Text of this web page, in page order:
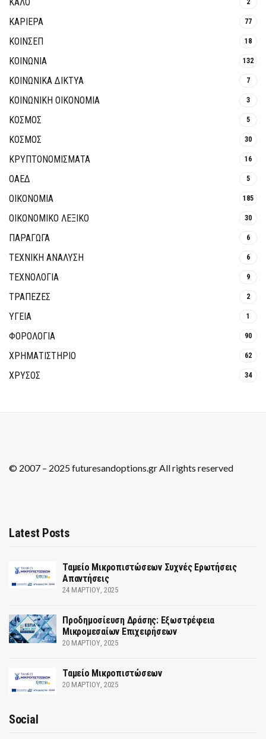
ΚΑΡΙΕΡΑ 77
ΚΟΙΝΣΕΠ 18
ΚΟΙΝΩΝΙΑ 132
ΚΟΙΝΩΝΙΚΆ ΔΊΚΤΥΑ 7
ΚΟΙΝΩΝΙΚΉ ΟΙΚΟΝΟΜΊΑ 3
ΚΟΣΜΟΣ 5
ΚΟΣΜΟΣ 30
ΚΡΥΠΤΟΝΟΜΊΣΜΑΤΑ 16
ΟΑΕΔ 5
ΟΙΚΟΝΟΜΙΑ 185
ΟΙΚΟΝΟΜΙΚΟ ΛΕΞΙΚΟ 30
ΠΑΡΑΓΩΓΑ 6
ΤΕΧΝΙΚΗ ΑΝΑΛΥΣΗ 6
ΤΕΧΝΟΛΟΓΙΑ 9
ΤΡΆΠΕΖΕΣ 2
ΥΓΕΙΑ 1
ΦΟΡΟΛΟΓΙΑ 90
ΧΡΗΜΑΤΙΣΤΗΡΙΟ 62
ΧΡΥΣΟΣ 34
© 2007 – 2025 futuresandoptions.gr All rights reserved
Latest Posts
Ταμείο Μικροπιστώσεων Συχνές Ερωτήσεις
Απαντήσεις
24 ΜΑΡΤΊΟΥ, 2025
Προδημοσίευση Δράσης: Εξωστρέφεια
Μικρομεσαίων Επιχειρήσεων
20 ΜΑΡΤΊΟΥ, 2025
Ταμείο Μικροπιστώσεων
20 ΜΑΡΤΊΟΥ, 2025
Social